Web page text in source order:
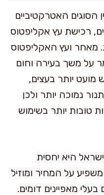
האטרקטיביים
רכישת עץ אקליפטוס
ועץ האקליפטוס
על משך בעירה וחום
מועט יותר בעצים,
נמוכה יותר ולכן
טובות יותר בשימוש
היא יחסית
על המחיר ומוזיל
מאפיינים דומים.